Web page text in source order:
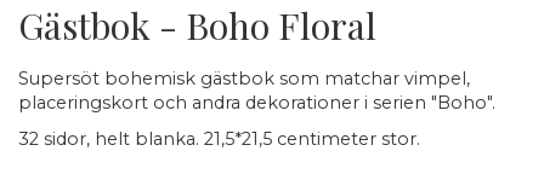
Gästbok - Boho Floral
Supersöt bohemisk gästbok som matchar vimpel,
placeringskort och andra dekorationer i serien "Boho".
32 sidor, helt blanka. 21,5*21,5 centimeter stor.